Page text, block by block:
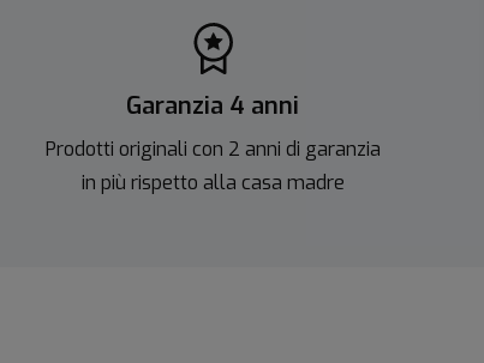
Garanzia 4 anni
Prodotti originali con 2 anni di garanzia
in più rispetto alla casa madre